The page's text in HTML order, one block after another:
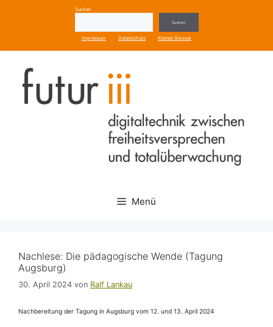
Suchen
Suchen
Impressum Datenschutz Kleines Glossar
Menü
Nachlese: Die pädagogische Wende (Tagung
Augsburg)
30. April 2024 von Ralf Lankau
Nachbereitung der Tagung in Augsburg vom 12. und 13. April 2024